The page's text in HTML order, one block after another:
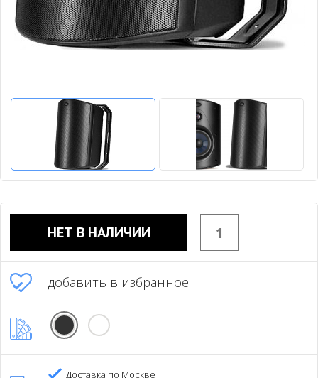
НЕТ В НАЛИЧИИ
добавить в избранное
Доставка по Москве